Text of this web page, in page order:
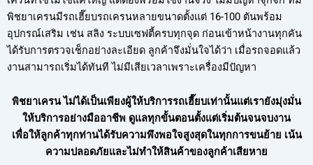
พิชยาเครนมีรถเฮี๊ยบรถเครนหลายขนาดตั้งแต่ 16-100 ตันพร้อม
อุปกรณ์เสริม เช่น สลิง ระบบเซฟตี้ครบทุกจุด ก่อนเข้าหน้างานทุกคัน
ได้รับการตรวจเช็กอย่างละเอียด ลูกค้าจึงมั่นใจได้ว่า เมื่อรถจอดแล้ว
งานสามารถเริ่มได้ทันที ไม่มีเสียเวลาเพราะเครื่องมีปัญหา
พิชยาเครน ไม่ได้เป็นเพียงผู้ให้บริการรถเฮี๊ยบเท่านั้นแต่เรายังมุ่งมั่น
ให้บริการอย่างมืออาชีพ ดูแลทุกขั้นตอนตั้งแต่เริ่มต้นจนจบงาน
เพื่อให้ลูกค้าทุกท่านได้รับความพึงพอใจสูงสุดในทุกการขนย้าย เน้น
ความปลอดภัยและไม่ทำให้สินค้าของลูกค้าเสียหาย